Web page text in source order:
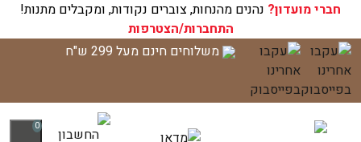
חברי מועדון? נהנים מהנחות, צוברים נקודות, ומקבלים מתנות!
התחברות/הצטרפות
דלג
לתוכן
משלוחים חינם מעל 299 ש"ח
0
עגלת הקניות שלך ריקה כעת!